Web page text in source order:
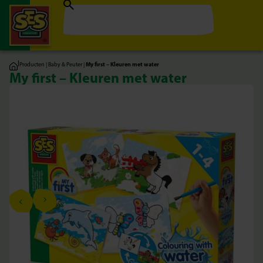
|Producten | Baby & Peuter |My first – Kleuren met water
My first – Kleuren met water